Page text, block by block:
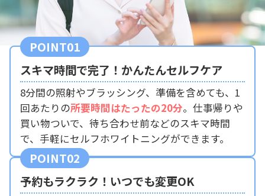
POINT01
スキマ時間で完了！かんたんセルフケア
8分間の照射やブラッシング、準備を含めても、1
回あたりの所要時間はたったの20分。仕事帰りや
買い物ついで、待ち合わせ前などのスキマ時間
で、手軽にセルフホワイトニングができます。
POINT02
予約もラクラク！いつでも変更OK